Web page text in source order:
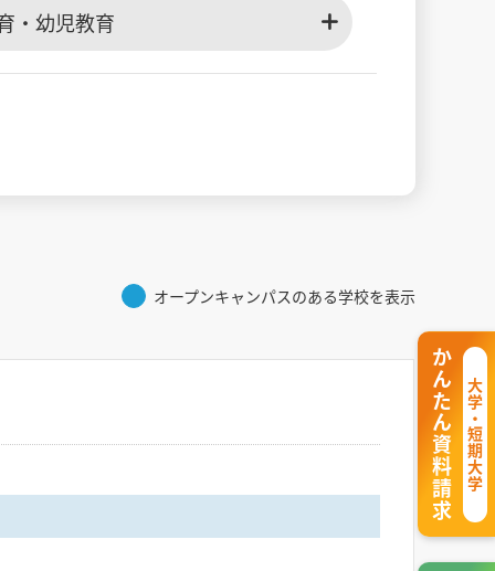
・幼児教育
オープンキャンパスのある学校を表示
大学・短期大学
かんたん資料請求